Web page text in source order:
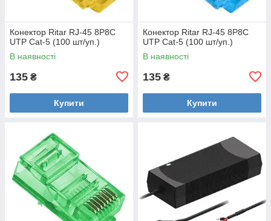
Конектор Ritar RJ-45 8P8C
UTP Cat-5 (100 шт/уп.)
В наявності
135 ₴
Купити
Конектор Ritar RJ-45 8P8C
UTP Cat-5 (100 шт/уп.)
В наявності
135 ₴
Купити